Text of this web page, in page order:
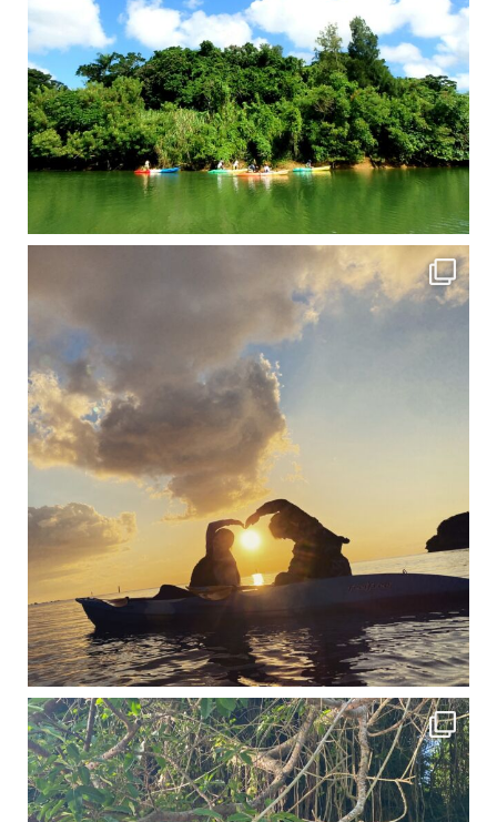
修学旅行シーズンも終わり、一気に冷え込んできました。 2025年今年もあっという間に終
12月に入り、沖縄も流石に半袖では過ごせなくなってきました
ですが、日中はまだ20℃